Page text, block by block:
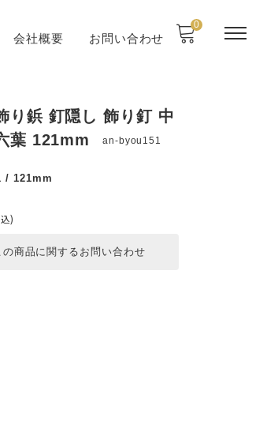
会社概要 お問い合わせ
0
り鋲 釘隠し 飾り釘 中
葉 121mm
an-byou151
/ 121mm
)
の商品に関するお問い合わせ